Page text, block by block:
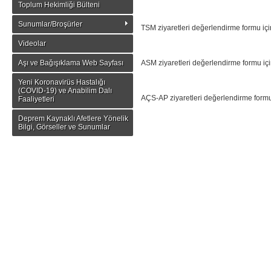
Toplum Hekimliği Bülteni
Sunumlar/Broşürler
Videolar
Aşı ve Bağışıklama Web Sayfası
Yeni Koronavirüs Hastalığı
(COVID-19) ve Anabilim Dalı
Faaliyetleri
Deprem Kaynaklı Afetlere Yönelik
Bilgi, Görseller ve Sunumlar
TSM ziyaretleri değerlendirme formu
ASM ziyaretleri değerlendirme formu
AÇS-AP ziyaretleri değerlendirme